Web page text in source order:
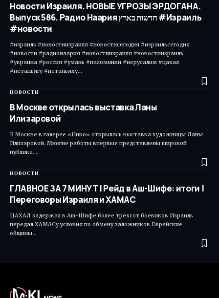
Новости Израиля. НОВЫЕ УГРОЗЫ ЭРДОГАНА.
Выпуск 586. Радио Наария חדשות בארץ #Израиль
#новости
#израиль #новостиизраиля #новостисегодня #израильсегодня
#новости #радионаария #новостиизраиля #новостиизраиль
#украина #россия #умань #паломники #иерусалим #цахал
#нетаньягу #нетаньяху…
НОВОСТИ
В Москве открылась выставка Ланы
Илизаровой
В Москве в галерее «Нико» открылась выставка художницы Ланы
Илизаровой. Многие работы впервые представлены широкой
публике.…
НОВОСТИ
ГЛАВНОЕ ЗА 7 МИНУТ | Рейд в Аш-Шифе: итоги |
Переговоры Израиля и ХАМАС
ЦАХАЛ задержал в Аш-Шифе более трехсот боевиков Израиль
передал ХАМАСу условия по обмену заложников Еврейские
общины…